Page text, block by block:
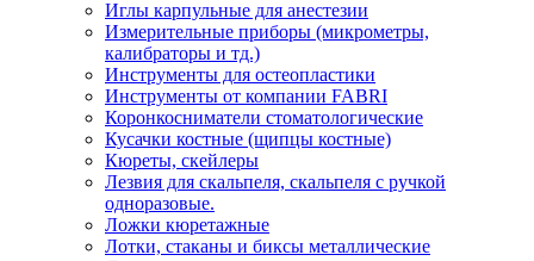
Иглы карпульные для анестезии
Измерительные приборы (микрометры,
калибраторы и тд.)
Инструменты для остеопластики
Инструменты от компании FABRI
Коронкосниматели стоматологические
Кусачки костные (щипцы костные)
Кюреты, скейлеры
Лезвия для скальпеля, скальпеля с ручкой
одноразовые.
Ложки кюретажные
Лотки, стаканы и биксы металлические